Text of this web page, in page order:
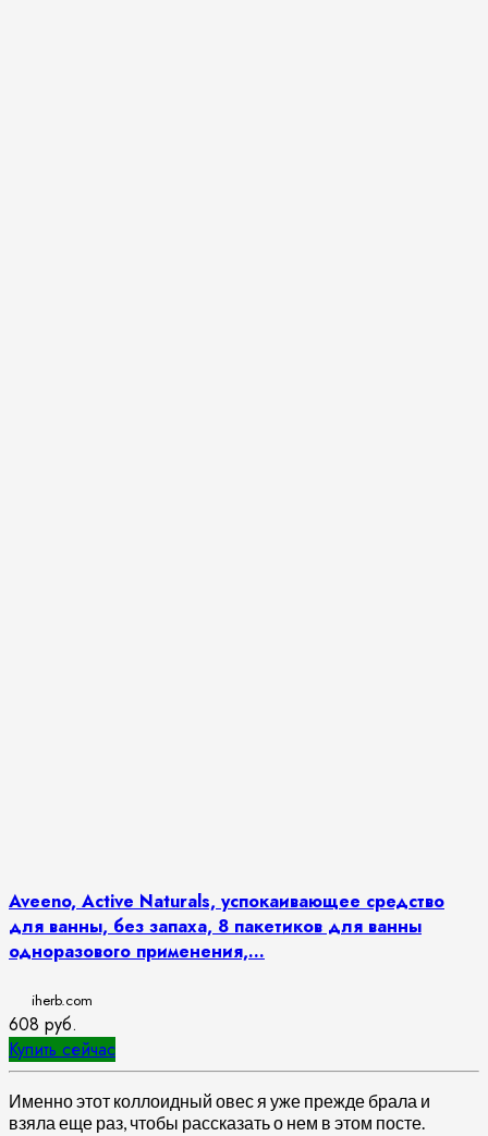
Aveeno, Active Naturals, успокаивающее средство
для ванны, без запаха, 8 пакетиков для ванны
одноразового применения,...
iherb.com
608 руб.
Купить сейчас
Именно этот коллоидный овес я уже прежде брала и
взяла еще раз, чтобы рассказать о нем в этом посте.